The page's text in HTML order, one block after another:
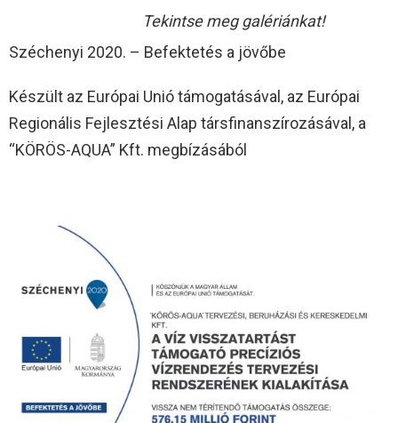
Tekintse meg galériánkat!
Széchenyi 2020. – Befektetés a jövőbe
Készült az Európai Unió támogatásával, az Európai
Regionális Fejlesztési Alap társfinanszírozásával, a
“KÖRÖS-AQUA” Kft. megbízásából